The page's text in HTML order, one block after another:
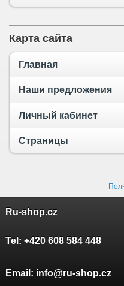
Карта сайта
Главная
Наши предложения
Личный кабинет
Страницы
Ru-shop.cz
Tel: +420 608 584 448
Email: info@ru-shop.cz